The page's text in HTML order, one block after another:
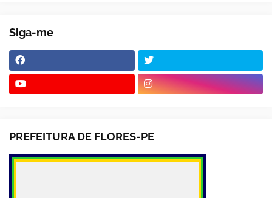
Siga-me
PREFEITURA DE FLORES-PE